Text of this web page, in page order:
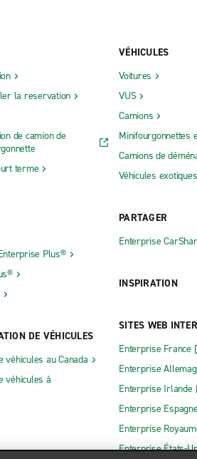
la reservation
de camion de
terme
Plus®
DE VÉHICULES
véhicules au Canada
véhicules à
VÉHICULES
Voitures
VUS
Camions
Minifourgonnettes
Camions de
Véhicules exotiques
PARTAGER
Enterprise
INSPIRATION
SITES WEB
Enterprise France
Enterprise
Enterprise Irlande
Enterprise Espagne
Enterprise
Enterprise États-